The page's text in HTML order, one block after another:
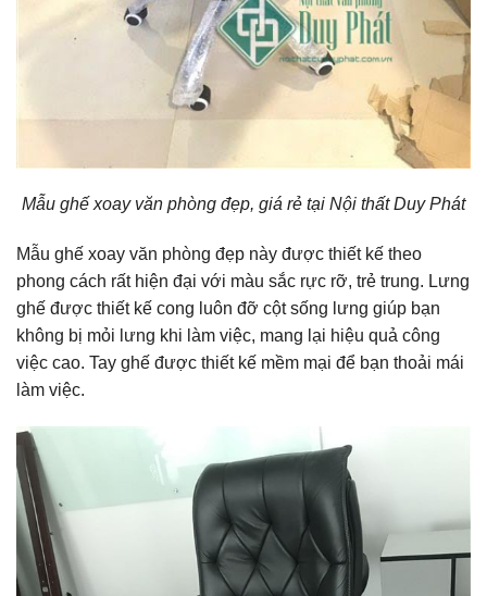
Mẫu ghế xoay văn phòng đẹp, giá rẻ tại Nội thất Duy Phát
Mẫu ghế xoay văn phòng đẹp này được thiết kế theo
phong cách rất hiện đại với màu sắc rực rỡ, trẻ trung. Lưng
ghế được thiết kế cong luôn đỡ cột sống lưng giúp bạn
không bị mỏi lưng khi làm việc, mang lại hiệu quả công
việc cao. Tay ghế được thiết kế mềm mại để bạn thoải mái
làm việc.